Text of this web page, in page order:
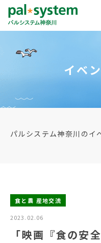
イベ
パルシステム神奈川のイ
食と農 産地交流
2023.02.06
「映画『食の安